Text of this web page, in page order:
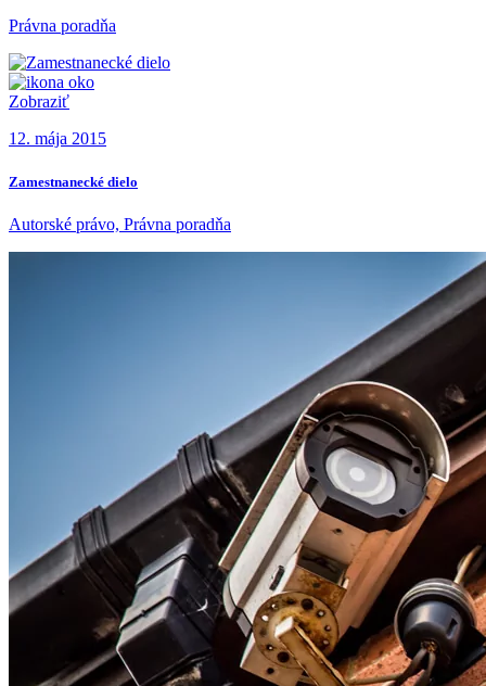
Právna poradňa
Zobraziť
12. mája 2015
Zamestnanecké dielo
Autorské právo, Právna poradňa